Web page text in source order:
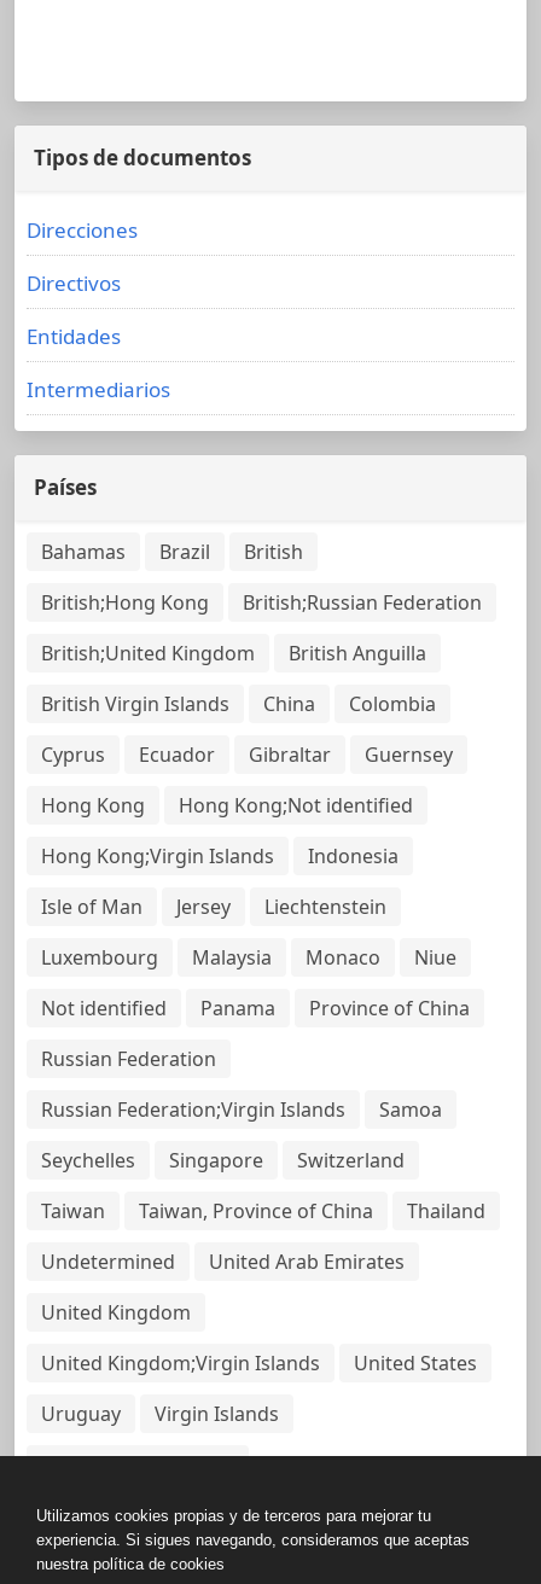
Tipos de documentos
Direcciones
Directivos
Entidades
Intermediarios
Países
Bahamas Brazil
British
British;Hong Kong
British;Russian Federation
British;United Kingdom
British Anguilla
British Virgin Islands
China
Colombia
Cyprus
Ecuador Gibraltar
Guernsey
Hong Kong
Hong Kong;Not identified
Hong Kong;Virgin Islands
Indonesia
Isle of Man
Jersey
Liechtenstein
Luxembourg
Malaysia Monaco
Niue
Not identified
Panama
Province of China
Russian Federation
Russian Federation;Virgin Islands
Samoa
Seychelles
Singapore
Switzerland
Taiwan
Taiwan, Province of China
Thailand
Undetermined
United Arab Emirates
United Kingdom
United Kingdom;Virgin Islands
United States
Uruguay
Virgin Islands
Virgin Islands, British
Utilizamos cookies propias y de terceros para mejorar tu
experiencia. Si sigues navegando, consideramos que aceptas
nuestra política de cookies